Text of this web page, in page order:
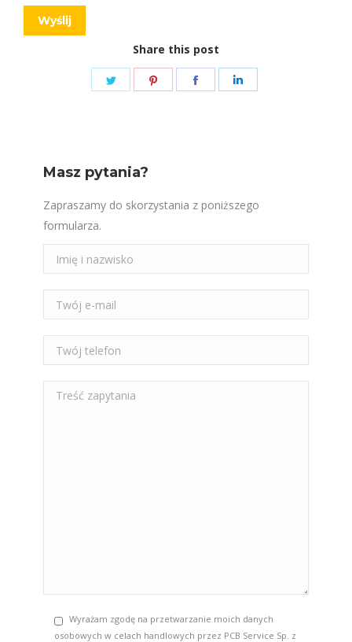
Share this post
Share
Share
Share
Masz pytania?
Zapraszamy do skorzystania z poniższego
formularza.
Wyrażam zgodę na przetwarzanie moich danych
osobowych w celach handlowych przez PCB Service Sp. z